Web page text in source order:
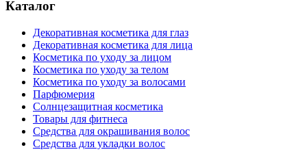
Каталог
Декоративная косметика для глаз
Декоративная косметика для лица
Косметика по уходу за лицом
Косметика по уходу за телом
Косметика по уходу за волосами
Парфюмерия
Солнцезащитная косметика
Товары для фитнеса
Средства для окрашивания волос
Средства для укладки волос